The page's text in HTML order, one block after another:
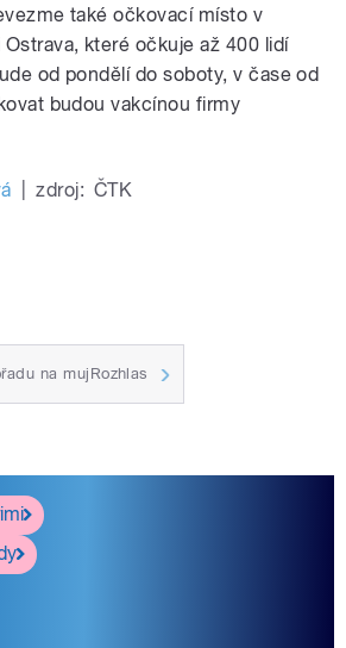
také očkovací místo v
které očkuje až 400 lidí
od pondělí do soboty, v čase od
budou vakcínou firmy
zdroj: ČTK
na mujRozhlas